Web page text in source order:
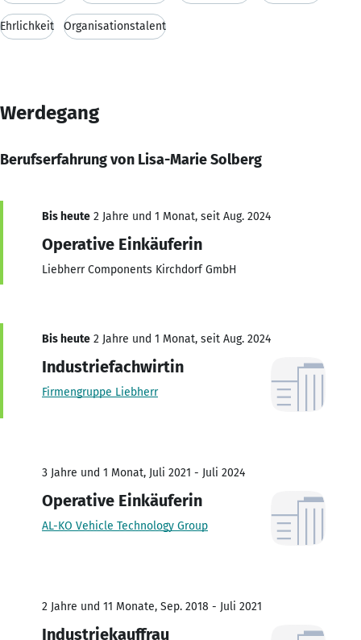
Ehrlichkeit Organisationstalent
Werdegang
Berufserfahrung von Lisa-Marie Solberg
Bis heute 2 Jahre und 1 Monat, seit Aug. 2024
Operative Einkäuferin
Liebherr Components Kirchdorf GmbH
Bis heute 2 Jahre und 1 Monat, seit Aug. 2024
Industriefachwirtin
Firmengruppe Liebherr
3 Jahre und 1 Monat, Juli 2021 - Juli 2024
Operative Einkäuferin
AL-KO Vehicle Technology Group
2 Jahre und 11 Monate, Sep. 2018 - Juli 2021
Industriekauffrau